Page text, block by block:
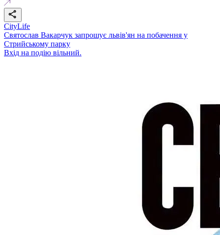
CityLife
Святослав Вакарчук запрошує львів'ян на побачення у
Стрийському парку
Вхід на подію вільний.